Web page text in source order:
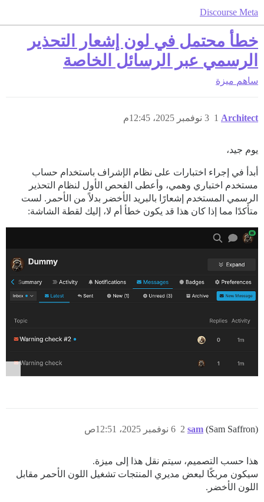
Discourse Meta
خطأ محتمل في لون إشعار التحذير
الرسمي عبر الرسائل الخاصة
ساهم ميزة
Architect 3 نوفمبر 2025، 12:45م 1
يوم جيد،
أبدأ في إجراء اختبارات على نظام الإشراف باستخدام حساب
مستخدم اختباري وهمي، وأعطى الفحص الأول لنظام التحذير
الرسمي المستخدم إشعارًا بالبريد الأخضر بدلاً من الأحمر. لست
متأكدًا مما إذا كان هذا قد يكون خطأ أم لا، إليك لقطة الشاشة:
sam (Sam Saffron) 6 نوفمبر 2025، 12:51ص 2
هذا حسب التصميم، سيتم نقل هذا إلى ميزة.
سيكون مربكًا لبعض مديري المنتجات تشغيل اللون الأحمر مقابل
اللون الأخضر.